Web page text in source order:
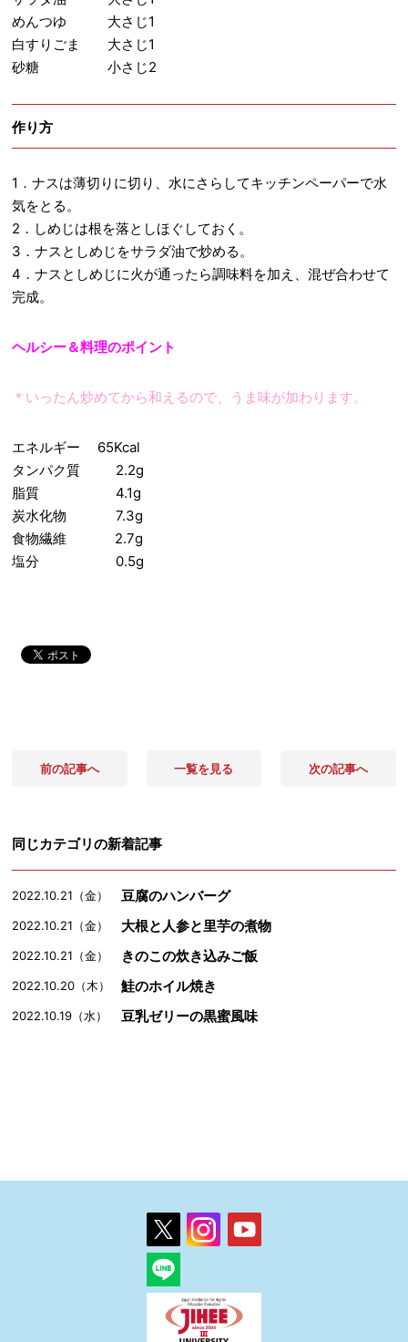
めんつゆ 大さじ1
白すりごま 大さじ1
砂糖 小さじ2
作り方
1．ナスは薄切りに切り、水にさらしてキッチンペーパーで水
気をとる。
2．しめじは根を落としほぐしておく。
3．ナスとしめじをサラダ油で炒める。
4．ナスとしめじに火が通ったら調味料を加え、混ぜ合わせて
完成。
ヘルシー＆料理のポイント
＊いったん炒めてから和えるので、うま味が加わります。
エネルギー 65Kcal
タンパク質 2.2g
脂質 4.1g
炭水化物 7.3g
食物繊維 2.7g
塩分 0.5g
前の記事へ 一覧を見る 次の記事へ
同じカテゴリの新着記事
2022.10.21（金） 豆腐のハンバーグ
2022.10.21（金） 大根と人参と里芋の煮物
2022.10.21（金） きのこの炊き込みご飯
2022.10.20（木） 鮭のホイル焼き
2022.10.19（水） 豆乳ゼリーの黒蜜風味